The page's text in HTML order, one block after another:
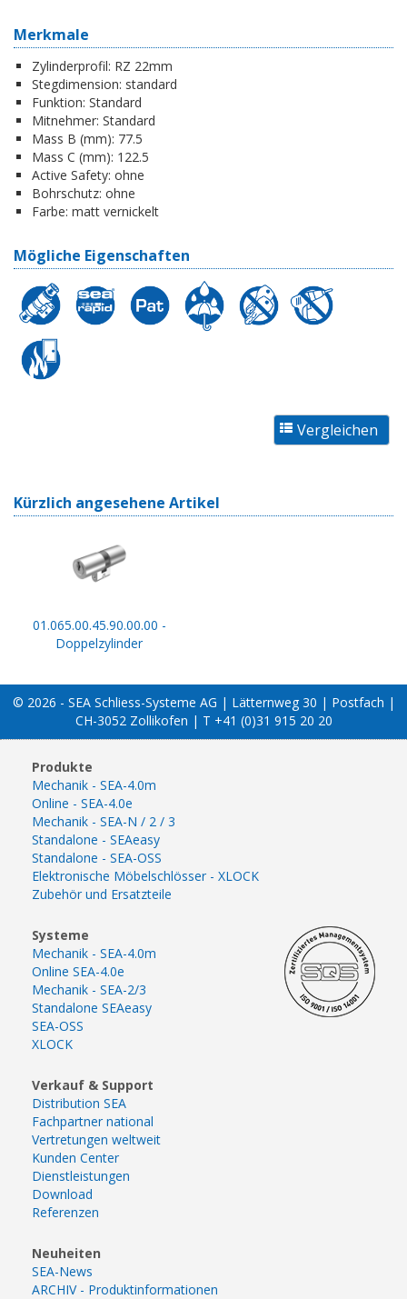
Merkmale
Zylinderprofil: RZ 22mm
Stegdimension: standard
Funktion: Standard
Mitnehmer: Standard
Mass B (mm): 77.5
Mass C (mm): 122.5
Active Safety: ohne
Bohrschutz: ohne
Farbe: matt vernickelt
Mögliche Eigenschaften
Kürzlich angesehene Artikel
01.065.00.45.90.00.00 -
Doppelzylinder
© 2026 - SEA Schliess-Systeme AG | Lätternweg 30 | Postfach |
CH-3052 Zollikofen | T +41 (0)31 915 20 20
Produkte
Mechanik - SEA-4.0m
Online - SEA-4.0e
Mechanik - SEA-N / 2 / 3
Standalone - SEAeasy
Standalone - SEA-OSS
Elektronische Möbelschlösser - XLOCK
Zubehör und Ersatzteile
Systeme
Mechanik - SEA-4.0m
Online SEA-4.0e
Mechanik - SEA-2/3
Standalone SEAeasy
SEA-OSS
XLOCK
Verkauf & Support
Distribution SEA
Fachpartner national
Vertretungen weltweit
Kunden Center
Dienstleistungen
Download
Referenzen
Neuheiten
SEA-News
ARCHIV - Produktinformationen